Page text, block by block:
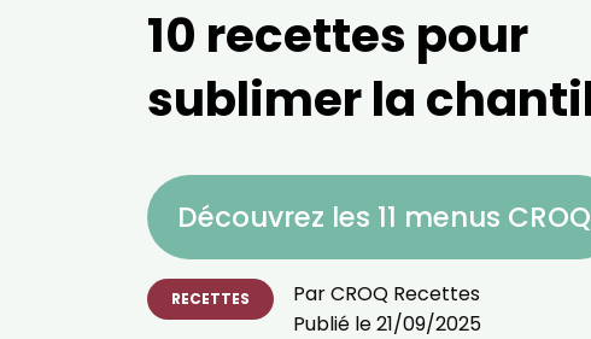
10 recettes pour
sublimer la
Découvrez les 11 menus CROQ
RECETTES ParCROQ Recettes
Publié le21/09/2025